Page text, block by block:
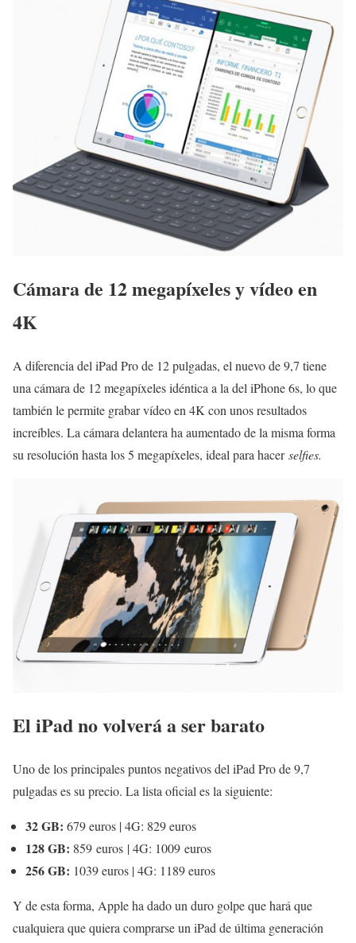
Cámara de 12 megapíxeles y vídeo en
4K
A diferencia del iPad Pro de 12 pulgadas, el nuevo de 9,7 tiene
una cámara de 12 megapíxeles idéntica a la del iPhone 6s, lo que
también le permite grabar vídeo en 4K con unos resultados
increíbles. La cámara delantera ha aumentado de la misma forma
su resolución hasta los 5 megapíxeles, ideal para hacerselfies.
El iPad no volverá a ser barato
Uno de los principales puntos negativos del iPad Pro de 9,7
pulgadas es su precio. La lista oficial es la siguiente:
32 GB: 679 euros | 4G: 829 euros
128 GB: 859 euros | 4G: 1009 euros
256 GB: 1039 euros | 4G: 1189 euros
Y de esta forma, Apple ha dado un duro golpe que hará que
cualquiera que quiera comprarse un iPad de última generación